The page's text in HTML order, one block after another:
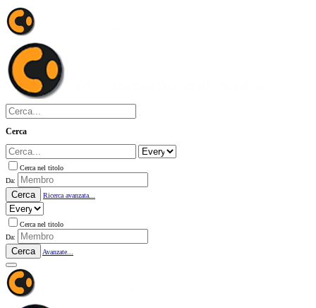
Cerca
Cerca nel titolo
Da:
Cerca Ricerca avanzata...
Cerca nel titolo
Da:
Cerca Avanzate...